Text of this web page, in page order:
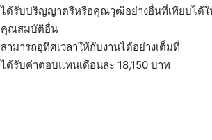
ได้รับปริญญาตรีหรือคุณวุฒิอย่างอื่นที่เทียบได้ใ
คุณสมบัติอื่น
สามารถอุทิศเวลาให้กับงานได้อย่างเต็มที่
ได้รับค่าตอบแทนเดือนละ 18,150 บาท